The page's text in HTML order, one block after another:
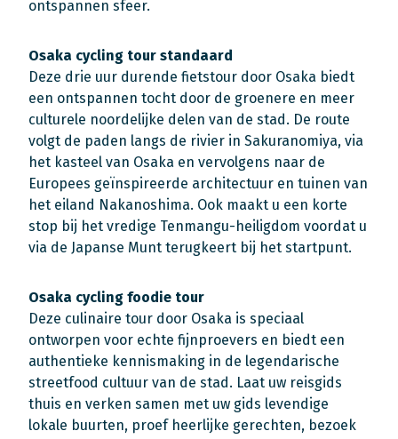
ontspannen sfeer.
Osaka cycling tour standaard
Deze drie uur durende fietstour door Osaka biedt
een ontspannen tocht door de groenere en meer
culturele noordelijke delen van de stad. De route
volgt de paden langs de rivier in Sakuranomiya, via
het kasteel van Osaka en vervolgens naar de
Europees geïnspireerde architectuur en tuinen van
het eiland Nakanoshima. Ook maakt u een korte
stop bij het vredige Tenmangu-heiligdom voordat u
via de Japanse Munt terugkeert bij het startpunt.
Osaka cycling foodie tour
Deze culinaire tour door Osaka is speciaal
ontworpen voor echte fijnproevers en biedt een
authentieke kennismaking in de legendarische
streetfood cultuur van de stad. Laat uw reisgids
thuis en verken samen met uw gids levendige
lokale buurten, proef heerlijke gerechten, bezoek